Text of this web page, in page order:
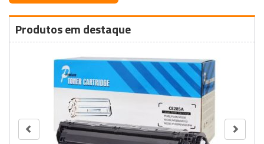
Produtos em destaque